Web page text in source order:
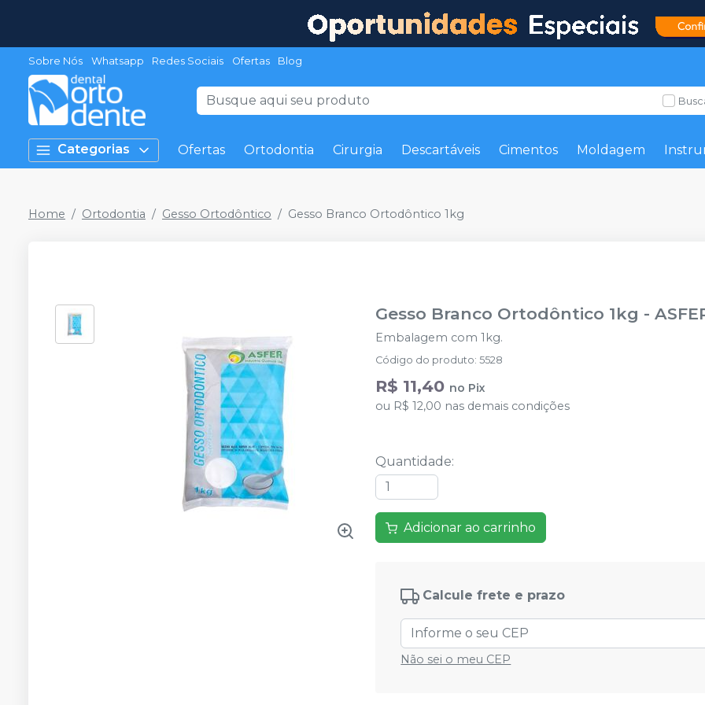
Sobre Nós Whatsapp Redes Sociais Ofertas Blog
Categorias Ofertas Ortodontia Cirurgia Descartáveis Cimentos Moldagem
Home Ortodontia Gesso Ortodôntico Gesso Branco Ortodôntico 1kg
Gesso Branco Ortodôntico 1kg -
Embalagem com 1kg.
Código do produto:5528
R$ 11,40 no Pix
ou R$ 12,00 nas demais condições
Quantidade:
Adicionar ao carrinho
Calcule frete e prazo
Não sei o meu CEP